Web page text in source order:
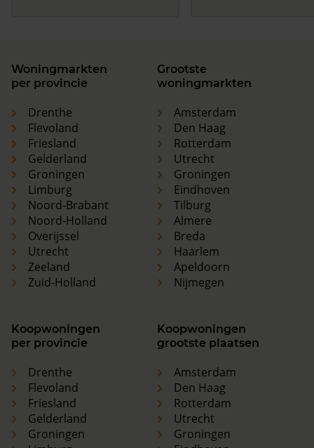
Woningmarkten
per provincie
Drenthe
Flevoland
Friesland
Gelderland
Groningen
Limburg
Noord-Brabant
Noord-Holland
Overijssel
Utrecht
Zeeland
Zuid-Holland
Grootste
woningmarkten
Amsterdam
Den Haag
Rotterdam
Utrecht
Groningen
Eindhoven
Tilburg
Almere
Breda
Haarlem
Apeldoorn
Nijmegen
Koopwoningen
per provincie
Drenthe
Flevoland
Friesland
Gelderland
Groningen
Koopwoningen
grootste plaatsen
Amsterdam
Den Haag
Rotterdam
Utrecht
Groningen